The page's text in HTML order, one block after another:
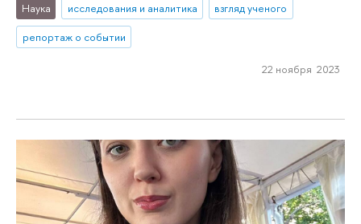
Наука исследования и аналитика
взгляд ученого
репортаж о событии
22 ноября 2023